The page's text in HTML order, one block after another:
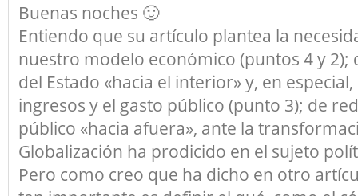
Buenas noches 🙂
Entiendo que su artículo plantea la
nuestro modelo económico (puntos 4 y 2);
del Estado «hacia el interior» y, en
ingresos y el gasto público (punto 3); de
público «hacia afuera», ante la
Globalización ha prodicido en el sujeto
Pero como creo que ha dicho en otro